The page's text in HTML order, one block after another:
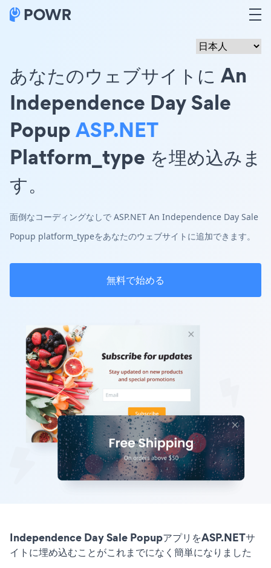
あなたのウェブサイトに An
Independence Day Sale
PopupASP.NET
Platform_type を埋め込みま
す。
面倒なコーディングなしで ASP.NET An Independence Day Sale
Popup platform_typeをあなたのウェブサイトに追加できます。
無料で始める
Independence Day Sale PopupアプリをASP.NETサ
イトに埋め込むことがこれまでになく簡単になりました